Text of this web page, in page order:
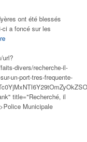
ont été blessés
a foncé sur les
url?
divers/recherche-il-
un-port-tres-frequente-
title="Recherché, il
Municipale